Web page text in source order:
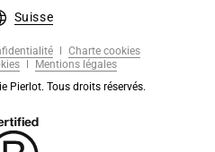
Suisse
Charte cookies
Mentions légales
Pierlot. Tous droits réservés.